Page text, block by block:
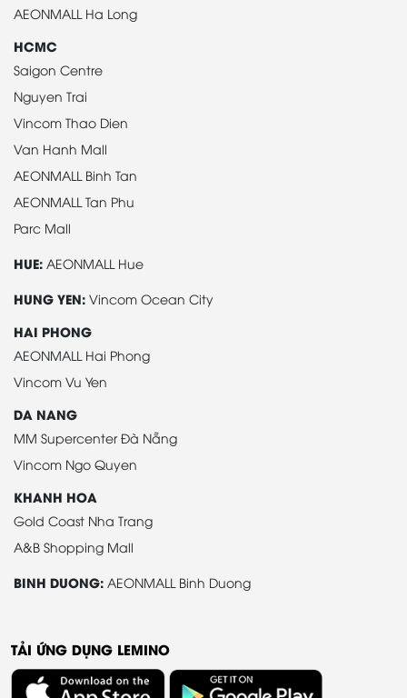
AEONMALL Ha Long
HCMC
Saigon Centre
Nguyen Trai
Vincom Thao Dien
Van Hanh Mall
AEONMALL Binh Tan
AEONMALL Tan Phu
Parc Mall
HUE: AEONMALL Hue
HUNG YEN: Vincom Ocean City
HAI PHONG
AEONMALL Hai Phong
Vincom Vu Yen
DA NANG
MM Supercenter Đà Nẵng
Vincom Ngo Quyen
KHANH HOA
Gold Coast Nha Trang
A&B Shopping Mall
BINH DUONG: AEONMALL Binh Duong
TẢI ỨNG DỤNG LEMINO